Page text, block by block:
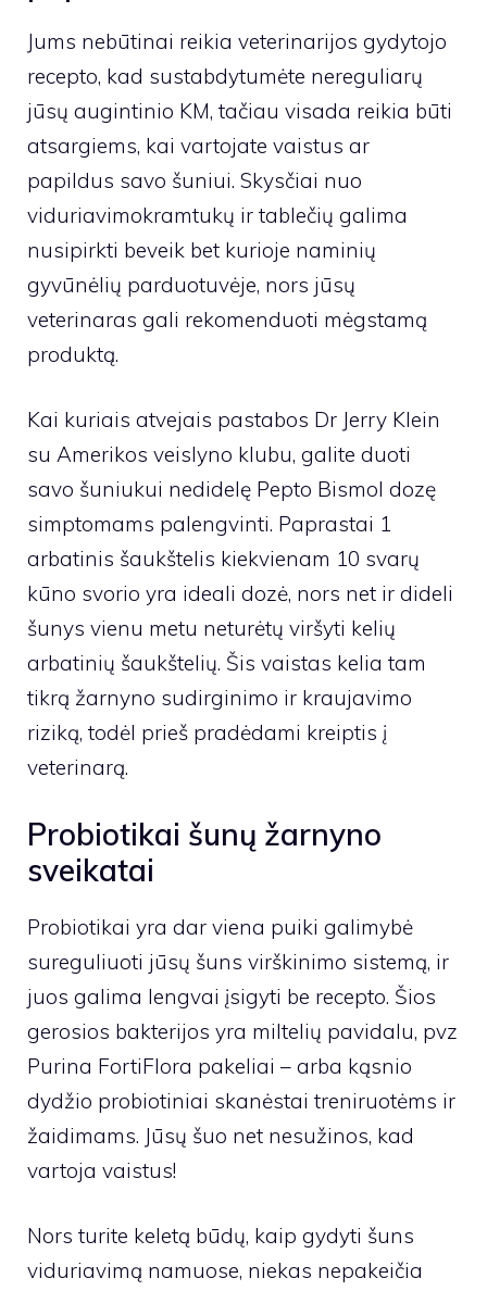
Jums nebūtinai reikia veterinarijos gydytojo
recepto, kad sustabdytumėte nereguliarų
jūsų augintinio KM, tačiau visada reikia būti
atsargiems, kai vartojate vaistus ar
papildus savo šuniui. Skysčiai nuo
viduriavimokramtukų ir tablečių galima
nusipirkti beveik bet kurioje naminių
gyvūnėlių parduotuvėje, nors jūsų
veterinaras gali rekomenduoti mėgstamą
produktą.
Kai kuriais atvejais pastabos Dr Jerry Klein
su Amerikos veislyno klubu, galite duoti
savo šuniukui nedidelę Pepto Bismol dozę
simptomams palengvinti. Paprastai 1
arbatinis šaukštelis kiekvienam 10 svarų
kūno svorio yra ideali dozė, nors net ir dideli
šunys vienu metu neturėtų viršyti kelių
arbatinių šaukštelių. Šis vaistas kelia tam
tikrą žarnyno sudirginimo ir kraujavimo
riziką, todėl prieš pradėdami kreiptis į
veterinarą.
Probiotikai šunų žarnyno
sveikatai
Probiotikai yra dar viena puiki galimybė
sureguliuoti jūsų šuns virškinimo sistemą, ir
juos galima lengvai įsigyti be recepto. Šios
gerosios bakterijos yra miltelių pavidalu, pvz
Purina FortiFlora pakeliai – arba kąsnio
dydžio probiotiniai skanėstai treniruotėms ir
žaidimams. Jūsų šuo net nesužinos, kad
vartoja vaistus!
Nors turite keletą būdų, kaip gydyti šuns
viduriavimą namuose, niekas nepakeičia